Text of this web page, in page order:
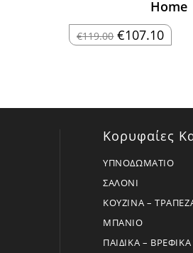
Home
€119.00 Original
price
€107.10Η
Κορυφαίες
ΥΠΝΟΔΩΜΑΤΙΟ
ΣΑΛΟΝΙ
ΚΟΥΖΙΝΑ –
ΜΠΑΝΙΟ
ΠΑΙΔΙΚΑ – ΒΡΕΦΙΚΑ